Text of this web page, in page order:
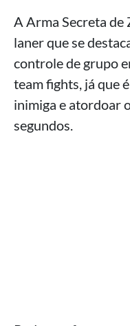
A Arma Secreta de
laner que se
controle de grupo
team fights, já que
inimiga e atordoar
segundos.